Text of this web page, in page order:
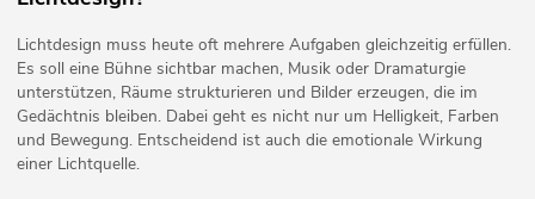
Lichtdesign muss heute oft mehrere Aufgaben gleichzeitig erfüllen.
Es soll eine Bühne sichtbar machen, Musik oder Dramaturgie
unterstützen, Räume strukturieren und Bilder erzeugen, die im
Gedächtnis bleiben. Dabei geht es nicht nur um Helligkeit, Farben
und Bewegung. Entscheidend ist auch die emotionale Wirkung
einer Lichtquelle.